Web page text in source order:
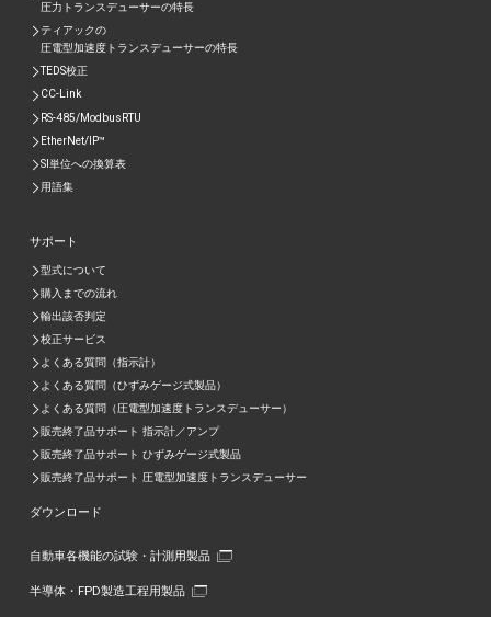
圧力トランスデューサーの特長
ティアックの
圧電型加速度トランスデューサーの特⾧
TEDS校正
CC-Link
RS-485/ModbusRTU
EtherNet/IP™
SI単位への換算表
用語集
サポート
型式について
購入までの流れ
輸出該否判定
校正サービス
よくある質問（指示計）
よくある質問（ひずみゲージ式製品）
よくある質問（圧電型加速度トランスデューサー）
販売終了品サポート 指示計／アンプ
販売終了品サポート ひずみゲージ式製品
販売終了品サポート 圧電型加速度トランスデューサー
ダウンロード
自動車各機能の試験・計測用製品
半導体・FPD製造工程用製品